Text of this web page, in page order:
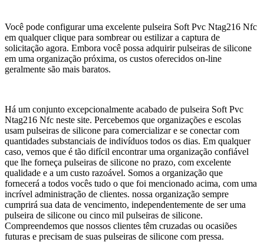
Você pode configurar uma excelente pulseira Soft Pvc Ntag216 Nfc
em qualquer clique para sombrear ou estilizar a captura de
solicitação agora. Embora você possa adquirir pulseiras de silicone
em uma organização próxima, os custos oferecidos on-line
geralmente são mais baratos.
Há um conjunto excepcionalmente acabado de pulseira Soft Pvc
Ntag216 Nfc neste site. Percebemos que organizações e escolas
usam pulseiras de silicone para comercializar e se conectar com
quantidades substanciais de indivíduos todos os dias. Em qualquer
caso, vemos que é tão difícil encontrar uma organização confiável
que lhe forneça pulseiras de silicone no prazo, com excelente
qualidade e a um custo razoável. Somos a organização que
fornecerá a todos vocês tudo o que foi mencionado acima, com uma
incrível administração de clientes. nossa organização sempre
cumprirá sua data de vencimento, independentemente de ser uma
pulseira de silicone ou cinco mil pulseiras de silicone.
Compreendemos que nossos clientes têm cruzadas ou ocasiões
futuras e precisam de suas pulseiras de silicone com pressa.